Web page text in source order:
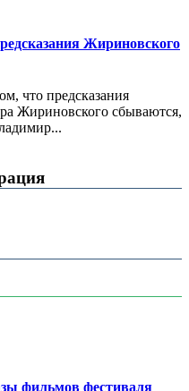
Жириновского
что предсказания
Жириновского сбываются,
фильмов фестиваля